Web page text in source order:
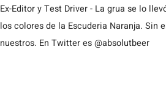
Ex-Editor y Test Driver - La grua se lo
los colores de la Escuderia Naranja. Sin
nuestros. En Twitter es @absolutbeer